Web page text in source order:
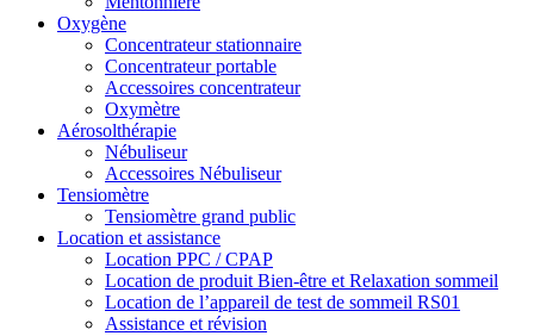
Oxygène
Concentrateur stationnaire
Concentrateur portable
Accessoires concentrateur
Oxymètre
Aérosolthérapie
Nébuliseur
Accessoires Nébuliseur
Tensiomètre
Tensiomètre grand public
Location et assistance
Location PPC / CPAP
Location de produit Bien-être et Relaxation sommeil
Location de l’appareil de test de sommeil RS01
Assistance et révision